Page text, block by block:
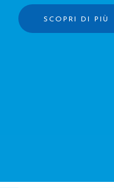
SCOPRI DI PIÙ